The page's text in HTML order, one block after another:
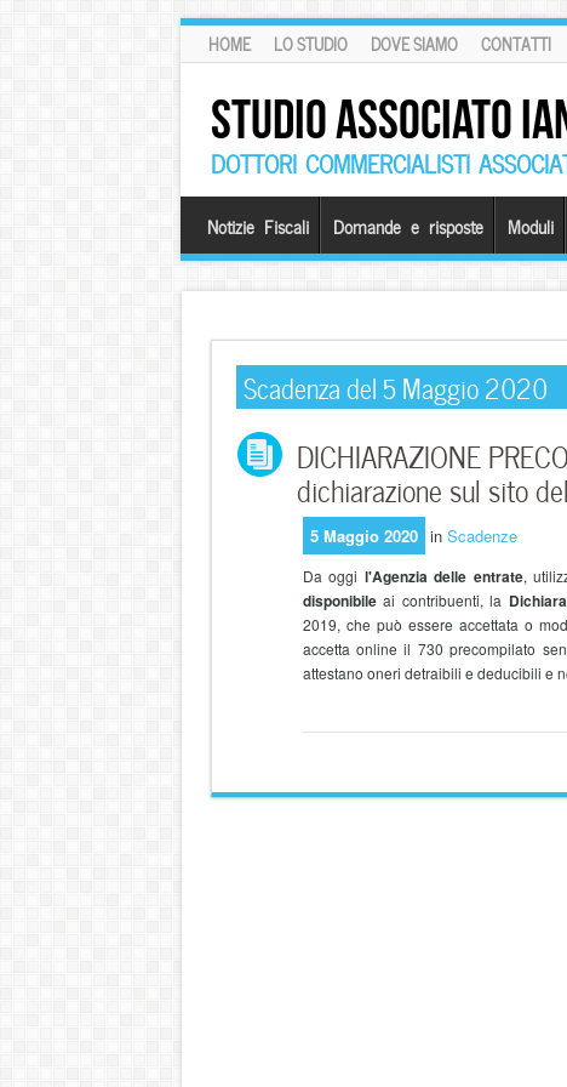
HOME LO STUDIO DOVE SIAMO CONTATTI
STUDIO ASSOCIATO
DOTTORI COMMERCIALISTI
Notizie Fiscali Domande e risposte Moduli
Scadenza del 5 Maggio 2020
DICHIARAZIONE
dichiarazione sul sito
5 Maggio 2020 in Scadenze
Da oggi l'Agenzia delle entrate,
disponibileai contribuenti, la
2019, che può essere accettata o
accetta online il 730 precompilato
attestano oneri detraibili e deducibili e